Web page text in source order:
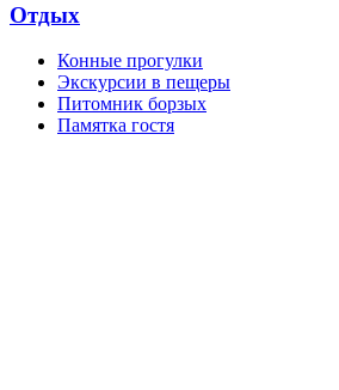
Отдых
Конные прогулки
Экскурсии в пещеры
Питомник борзых
Памятка гостя